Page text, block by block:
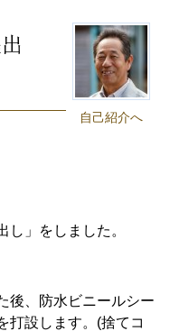
自己紹介へ
し」をしました。
後、防水ビニールシー
打設します。(捨てコ